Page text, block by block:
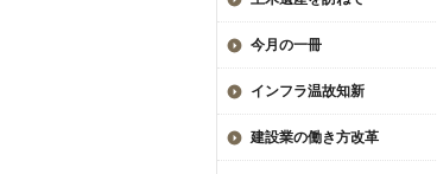
今月の一冊
インフラ温故知新
建設業の働き方改革